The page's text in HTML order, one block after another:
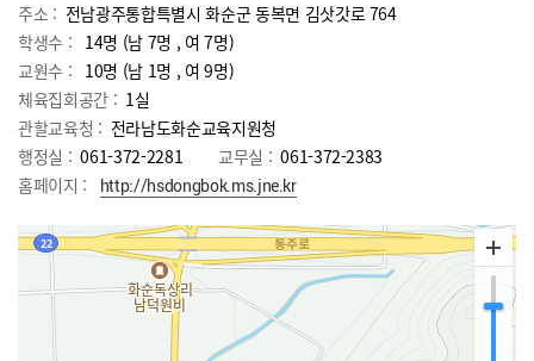
주소 : 전남광주통합특별시 화순군 동복면 김삿갓로 764
학생수 : 14명 (남 7명 , 여 7명)
교원수 : 10명 (남 1명 , 여9명)
체육집회공간 : 1실
관할교육청 : 전라남도화순교육지원청
행정실 : 061-372-2281 교무실 : 061-372-2383
홈페이지 :
http://hsdongbok.ms.jne.kr